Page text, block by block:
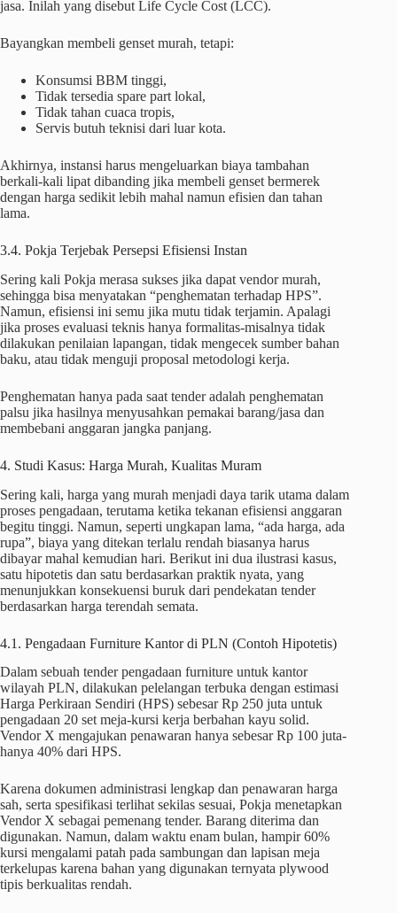
jasa. Inilah yang disebut Life Cycle Cost (LCC).
Bayangkan membeli genset murah, tetapi:
Konsumsi BBM tinggi,
Tidak tersedia spare part lokal,
Tidak tahan cuaca tropis,
Servis butuh teknisi dari luar kota.
Akhirnya, instansi harus mengeluarkan biaya tambahan
berkali-kali lipat dibanding jika membeli genset bermerek
dengan harga sedikit lebih mahal namun efisien dan tahan
lama.
3.4. Pokja Terjebak Persepsi Efisiensi Instan
Sering kali Pokja merasa sukses jika dapat vendor murah,
sehingga bisa menyatakan “penghematan terhadap HPS”.
Namun, efisiensi ini semu jika mutu tidak terjamin. Apalagi
jika proses evaluasi teknis hanya formalitas-misalnya tidak
dilakukan penilaian lapangan, tidak mengecek sumber bahan
baku, atau tidak menguji proposal metodologi kerja.
Penghematan hanya pada saat tender adalah penghematan
palsu jika hasilnya menyusahkan pemakai barang/jasa dan
membebani anggaran jangka panjang.
4. Studi Kasus: Harga Murah, Kualitas Muram
Sering kali, harga yang murah menjadi daya tarik utama dalam
proses pengadaan, terutama ketika tekanan efisiensi anggaran
begitu tinggi. Namun, seperti ungkapan lama, “ada harga, ada
rupa”, biaya yang ditekan terlalu rendah biasanya harus
dibayar mahal kemudian hari. Berikut ini dua ilustrasi kasus,
satu hipotetis dan satu berdasarkan praktik nyata, yang
menunjukkan konsekuensi buruk dari pendekatan tender
berdasarkan harga terendah semata.
4.1. Pengadaan Furniture Kantor di PLN (Contoh Hipotetis)
Dalam sebuah tender pengadaan furniture untuk kantor
wilayah PLN, dilakukan pelelangan terbuka dengan estimasi
Harga Perkiraan Sendiri (HPS) sebesar Rp 250 juta untuk
pengadaan 20 set meja-kursi kerja berbahan kayu solid.
Vendor X mengajukan penawaran hanya sebesar Rp 100 juta-
hanya 40% dari HPS.
Karena dokumen administrasi lengkap dan penawaran harga
sah, serta spesifikasi terlihat sekilas sesuai, Pokja menetapkan
Vendor X sebagai pemenang tender. Barang diterima dan
digunakan. Namun, dalam waktu enam bulan, hampir 60%
kursi mengalami patah pada sambungan dan lapisan meja
terkelupas karena bahan yang digunakan ternyata plywood
tipis berkualitas rendah.